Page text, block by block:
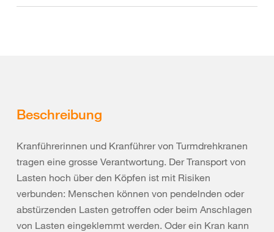
Beschreibung
Kranführerinnen und Kranführer von Turmdrehkranen
tragen eine grosse Verantwortung. Der Transport von
Lasten hoch über den Köpfen ist mit Risiken
verbunden: Menschen können von pendelnden oder
abstürzenden Lasten getroffen oder beim Anschlagen
von Lasten eingeklemmt werden. Oder ein Kran kann